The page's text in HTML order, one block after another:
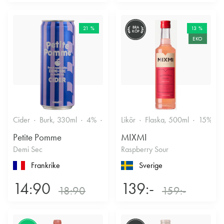
21 %
Cider Burk, 330ml 4% Torr/halvtorr
Petite Pomme
Demi Sec
Frankrike
14:90 18:90
BRA
KÖP
13 %
EKO
Likör Flaska, 500ml 15%
MIXMI
Raspberry Sour
Sverige
139:- 159:-